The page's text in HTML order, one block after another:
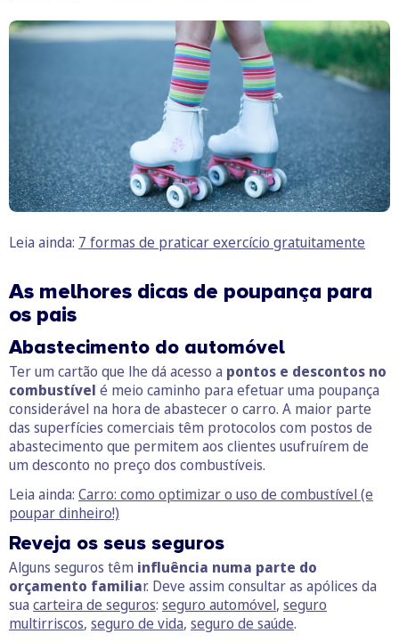
Leia ainda: 7 formas de praticar exercício gratuitamente
As melhores dicas de poupança para
os pais
Abastecimento do automóvel
Ter um cartão que lhe dá acesso a pontos e descontos no
combustível é meio caminho para efetuar uma poupança
considerável na hora de abastecer o carro. A maior parte
das superfícies comerciais têm protocolos com postos de
abastecimento que permitem aos clientes usufruírem de
um desconto no preço dos combustíveis.
Leia ainda: Carro: como optimizar o uso de combustível (e
poupar dinheiro!)
Reveja os seus seguros
Alguns seguros têm influência numa parte do
orçamento familiar. Deve assim consultar as apólices da
sua carteira de seguros: seguro automóvel, seguro
multirriscos, seguro de vida, seguro de saúde.